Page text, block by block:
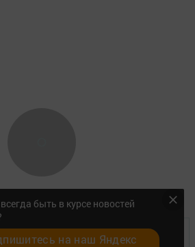
быть в курсе новостей
на наш Яндекс